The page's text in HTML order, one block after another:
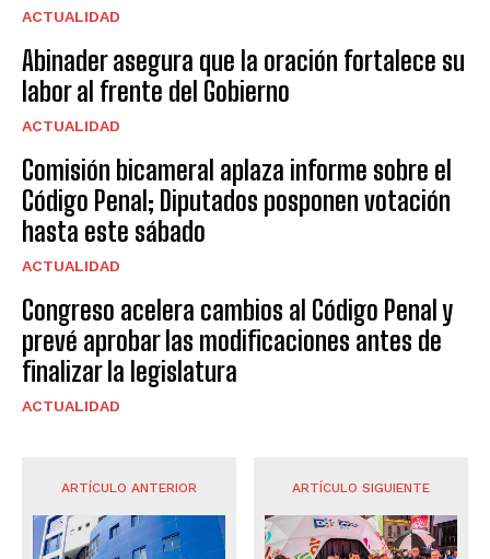
ACTUALIDAD
Abinader asegura que la oración fortalece su
labor al frente del Gobierno
ACTUALIDAD
Comisión bicameral aplaza informe sobre el
Código Penal; Diputados posponen votación
hasta este sábado
ACTUALIDAD
Congreso acelera cambios al Código Penal y
prevé aprobar las modificaciones antes de
finalizar la legislatura
ACTUALIDAD
ARTÍCULO ANTERIOR ARTÍCULO SIGUIENTE